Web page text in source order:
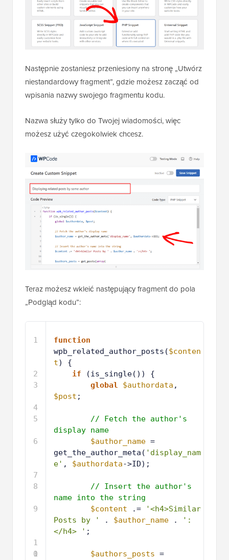
Następnie zostaniesz przeniesiony na stronę „Utwórz
niestandardowy fragment”, gdzie możesz zacząć od
wpisania nazwy swojego fragmentu kodu.
Nazwa służy tylko do Twojej wiadomości, więc
możesz użyć czegokolwiek chcesz.
Teraz możesz wkleić następujący fragment do pola
„Podgląd kodu”:
1
2
3
4
5
6
7
8
9
1
0
1
function
wpb_related_author_posts($conten
t) {
if
(is_single()) {
global
$authordata
$post ;
// Fetch the author's
display name
$author_name =
get_the_author_meta( 'display_nam
e' , $authordata->ID);
// Insert the author's
name into the string
$content
.=
'<h4>Similar
Posts by '
. $author_name .
':
</h4> ' ;
$authors_posts =